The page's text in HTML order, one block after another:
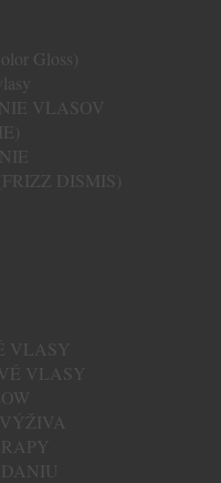
Gloss)
VLASOV
DISMIS)
VLASY
VLASY